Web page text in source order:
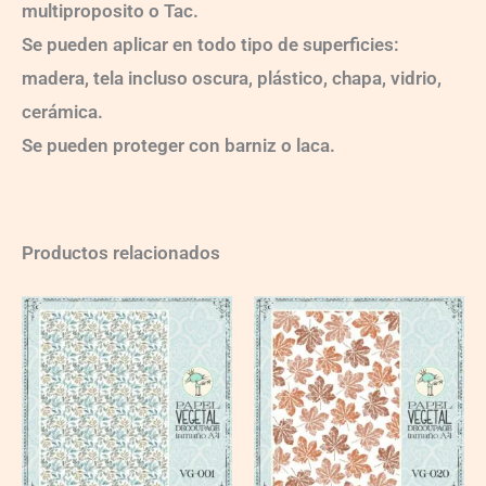
multiproposito o Tac.
Se pueden aplicar en todo tipo de superficies:
madera, tela incluso oscura, plástico, chapa, vidrio,
cerámica.
Se pueden proteger con barniz o laca.
Productos relacionados
VG001
quantity